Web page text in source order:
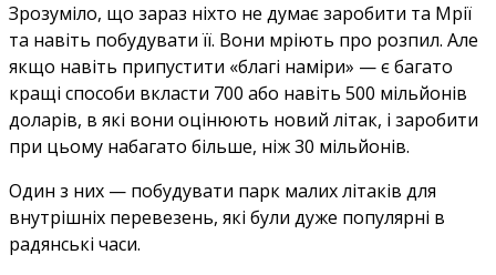
Зрозуміло, що зараз ніхто не думає заробити та Мрії
та навіть побудувати її. Вони мріють про розпил. Але
якщо навіть припустити «благі наміри» — є багато
кращі способи вкласти 700 або навіть 500 мільйонів
доларів, в які вони оцінюють новий літак, і заробити
при цьому набагато більше, ніж 30 мільйонів.
Один з них — побудувати парк малих літаків для
внутрішніх перевезень, які були дуже популярні в
радянські часи.